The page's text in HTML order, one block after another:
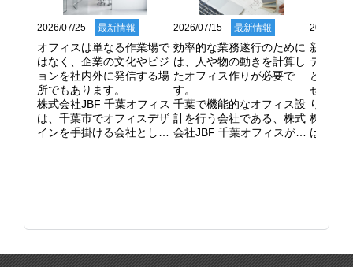
2026/07/25 最新情報
オフィスは単なる作業場で
はなく、企業の文化やビジ
ョンを社内外に発信する場
所でもあります。
株式会社JBF 千葉オフィス
は、千葉市でオフィスデザ
インを手掛ける会社とし
置など、多様な働き方に対
2026/07/15 最新情報
効率的な業務遂行のために
は、人や物の動きを計算し
たオフィス作りが必要で
す。
千葉で機能的なオフィス設
計を行う会社である、株式
会社JBF 千葉オフィスがお
コピー機や収納庫の位置一
2026/06/
新しい
ティン
ど、オ
せて空
ります。
株式会
は、千
ション